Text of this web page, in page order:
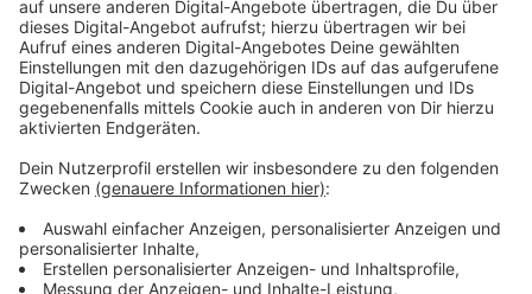
Beispiel mit einem Plan-Programm für Aufträge auf
das alle Mitarbeiter Zugriff haben. Die Mitarbeiter
entscheiden selbst, wie lange sie wo auf welcher
Baustelle arbeiten.
der Beispiele hier aus dem Kreis Borken, wenn es um
gelungene Digitalisierung geht. Ob das Unternehmen
den Gründerpreis NRW bekommt, entscheidet sich
Mitte November.